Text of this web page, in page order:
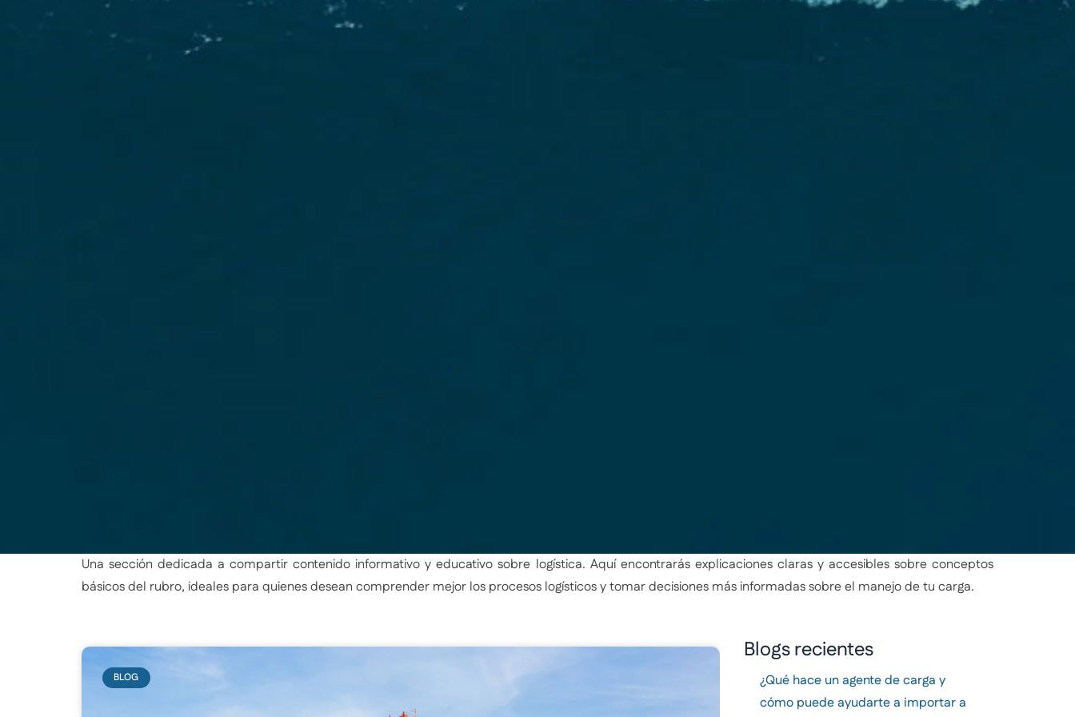
Una sección dedicada a compartir contenido informativo y educativo sobre logística. Aquí encontrarás explicaciones claras y accesibles sobre conceptos
básicos del rubro, ideales para quienes desean comprender mejor los procesos logísticos y tomar decisiones más informadas sobre el manejo de tu carga.
BLOG
Blogs recientes
¿Qué hace un agente de carga y
cómo puede ayudarte a importar a